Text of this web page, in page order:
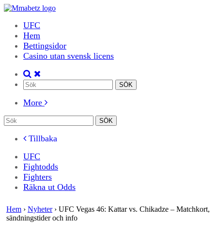
UFC
Hem
Bettingsidor
Casino utan svensk licens
More
Tillbaka
UFC
Fightodds
Fighters
Räkna ut Odds
Hem › Nyheter› UFC Vegas 46: Kattar vs. Chikadze – Matchkort,
sändningstider och info